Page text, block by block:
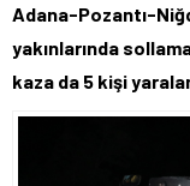
Adana-Pozantı-
yakınlarında
kaza da 5 kişi